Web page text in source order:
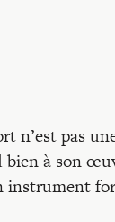
n’est pas
à son